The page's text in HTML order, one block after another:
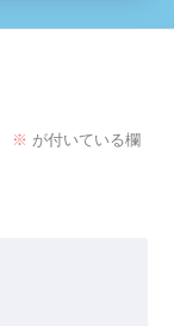
※ が付いている欄